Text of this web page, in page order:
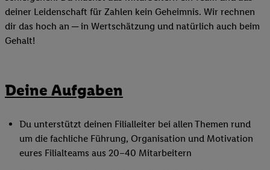
deiner Leidenschaft für Zahlen kein Geheimnis. Wir rechnen
dir das hoch an ─ in Wertschätzung und natürlich auch beim
Gehalt!
Deine Aufgaben
Du unterstützt deinen Filialleiter bei allen Themen rund
um die fachliche Führung, Organisation und Motivation
eures Filialteams aus 20–40 Mitarbeitern